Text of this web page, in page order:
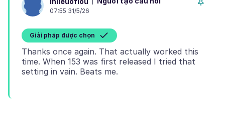
07:55 31/5/26
Giải pháp được chọn
Thanks once again. That actually worked this
time. When 153 was first released I tried that